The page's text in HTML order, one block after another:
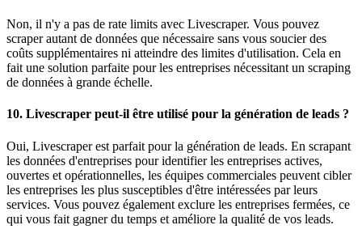
Non, il n'y a pas de rate limits avec Livescraper. Vous pouvez
scraper autant de données que nécessaire sans vous soucier des
coûts supplémentaires ni atteindre des limites d'utilisation. Cela en
fait une solution parfaite pour les entreprises nécessitant un scraping
de données à grande échelle.
10. Livescraper peut-il être utilisé pour la génération de leads ?
Oui, Livescraper est parfait pour la génération de leads. En scrapant
les données d'entreprises pour identifier les entreprises actives,
ouvertes et opérationnelles, les équipes commerciales peuvent cibler
les entreprises les plus susceptibles d'être intéressées par leurs
services. Vous pouvez également exclure les entreprises fermées, ce
qui vous fait gagner du temps et améliore la qualité de vos leads.